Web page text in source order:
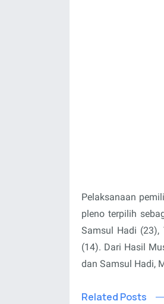
Pelaksanaan
pleno terpilih
Samsul Hadi (23),
(14). Dari Hasil
dan Samsul Hadi,
Related Posts